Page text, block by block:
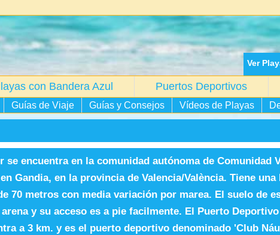
Ver
con Bandera Azul Puertos Deportivos
Guías de Viaje Guías y Consejos Vídeos de Playas
se encuentra en la comunidad autónoma de Comunidad
Gandia, en la provincia de Valencia/València. Tiene
70 metros con media variación por marea. El suelo de
y su acceso es a pie facilmente. El Puerto
a 3 km. y es el puerto deportivo denominado 'Club